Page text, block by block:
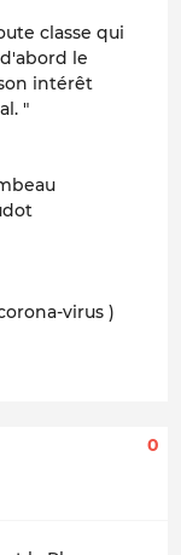
classe qui
le
intérêt
"
virus )
0